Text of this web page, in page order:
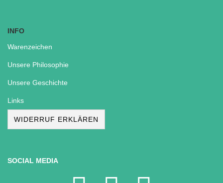
INFO
Warenzeichen
Unsere Philosophie
Unsere Geschichte
Links
WIDERRUF ERKLÄREN
SOCIAL MEDIA